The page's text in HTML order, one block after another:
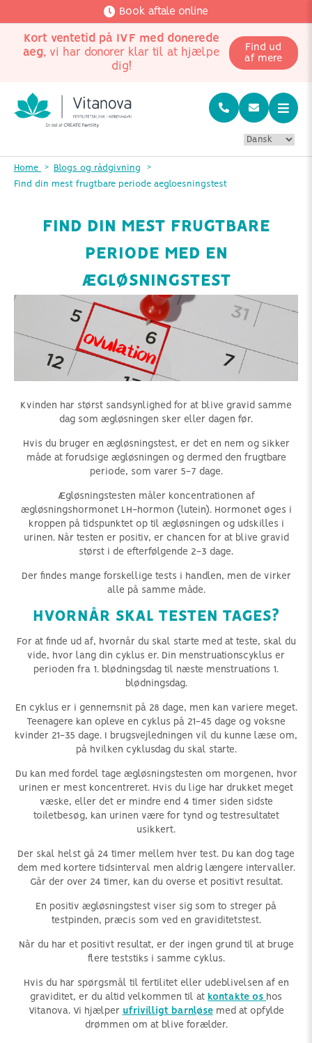
Book aftale online
Kort ventetid på IVF med donerede
aeg, vi har donorer klar til at hjælpe
dig!
Find ud
af mere
Home
Blogs og rådgivning
Find din mest frugtbare periode aegloesningstest
FIND DIN MEST FRUGTBARE
PERIODE MED EN
ÆGLØSNINGSTEST
Kvinden har størst sandsynlighed for at blive gravid samme
dag som ægløsningen sker eller dagen før.
Hvis du bruger en ægløsningstest, er det en nem og sikker
måde at forudsige ægløsningen og dermed den frugtbare
periode, som varer 5-7 dage.
Ægløsningstesten måler koncentrationen af
ægløsningshormonet LH-hormon (lutein). Hormonet øges i
kroppen på tidspunktet op til ægløsningen og udskilles i
urinen. Når testen er positiv, er chancen for at blive gravid
størst i de efterfølgende 2-3 dage.
Der findes mange forskellige tests i handlen, men de virker
alle på samme måde.
HVORNÅR SKAL TESTEN TAGES?
For at finde ud af, hvornår du skal starte med at teste, skal du
vide, hvor lang din cyklus er. Din menstruationscyklus er
perioden fra 1. blødningsdag til næste menstruations 1.
blødningsdag.
En cyklus er i gennemsnit på 28 dage, men kan variere meget.
Teenagere kan opleve en cyklus på 21-45 dage og voksne
kvinder 21-35 dage. I brugsvejledningen vil du kunne læse om,
på hvilken cyklusdag du skal starte.
Du kan med fordel tage ægløsningstesten om morgenen, hvor
urinen er mest koncentreret. Hvis du lige har drukket meget
væske, eller det er mindre end 4 timer siden sidste
toiletbesøg, kan urinen være for tynd og testresultatet
usikkert.
Der skal helst gå 24 timer mellem hver test. Du kan dog tage
dem med kortere tidsinterval men aldrig længere intervaller.
Går der over 24 timer, kan du overse et positivt resultat.
En positiv ægløsningstest viser sig som to streger på
testpinden, præcis som ved en graviditetstest.
Når du har et positivt resultat, er der ingen grund til at bruge
flere teststiks i samme cyklus.
Hvis du har spørgsmål til fertilitet eller udeblivelsen af en
graviditet, er du altid velkommen til at kontakte os hos
Vitanova. Vi hjælper ufrivilligt barnløse med at opfylde
drømmen om at blive forælder.